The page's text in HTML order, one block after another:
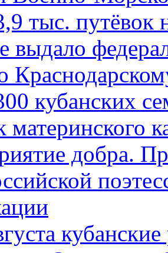
тыс. путёвок
выдало
кубанских
материнского
добра.